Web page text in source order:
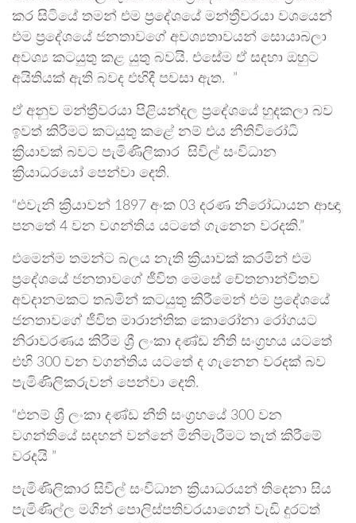
කර සිටියේ තමන් එම ප්‍රදේශයේ මන්ත්‍රීවරයා වශයෙන්
එම ප්‍රදේශයේ ජනතාවගේ අවශ්‍යතාවයන් සොයාබලා
අවශ්‍ය කටයුතු කළ යුතු බවයි. එසේම ඒ සදහා ඔහුට
අයිතියක් ඇති බවද එහිදී පවසා ඇත. ”
ඒ අනුව මන්ත්‍රීවරයා පිළියන්දල ප්‍රදේශයේ හුදකලා බව
ඉවත් කිරීමට කටයුතු කළේ නම් එය නීතිවිරෝධි
ක්‍රියාවක් බවට පැමිණිලිකාර සිවිල් සංවිධාන
ක්‍රියාධරයෝ පෙන්වා දෙති.
“එවැනි ක්‍රියාවන් 1897 අංක 03 දරණ නිරෝධායන ආඥා
පනතේ 4 වන වගන්තිය යටතේ ගැනෙන වරදකි.”
එමෙන්ම තමන්ට බලය නැති ක්‍රියාවක් කරමින් එම
ප්‍රදේශයේ ජනතාවගේ ජීවිත මෙසේ චේතනාන්විතව
අවදානමකට තබමින් කටයුතු කිරීමෙන් එම ප්‍රදේශයේ
ජනතාවගේ ජීවිත මාරාන්තික කොරෝනා රෝගයට
නිරාවරණය කිරීම ශ්‍රී ලංකා දණ්ඩ නීති සංග්‍රහය යටතේ
එහි 300 වන වගන්තිය යටතේ ද ගැනෙන වරදක් බව
පැමිණිලිකරුවන් පෙන්වා දෙති.
“එනම් ශ්‍රී ලංකා දණ්ඩ නීති සංග්‍රහයේ 300 වන
වගන්තියේ සදහන් වන්නේ මිනිමැරීමට තැත් කිරීමේ
වරදයි ”
පැමිණිලිකාර සිවිල් සංවිධාන ක්‍රියාධරයන් තිදෙනා සිය
පැමිණිල්ල මගින් පොලිස්පතිවරයාගෙන් වැඩි දුරටත්